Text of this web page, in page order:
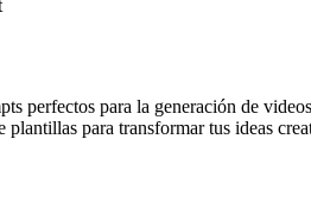
perfectos para la generación de
para transformar tus ideas